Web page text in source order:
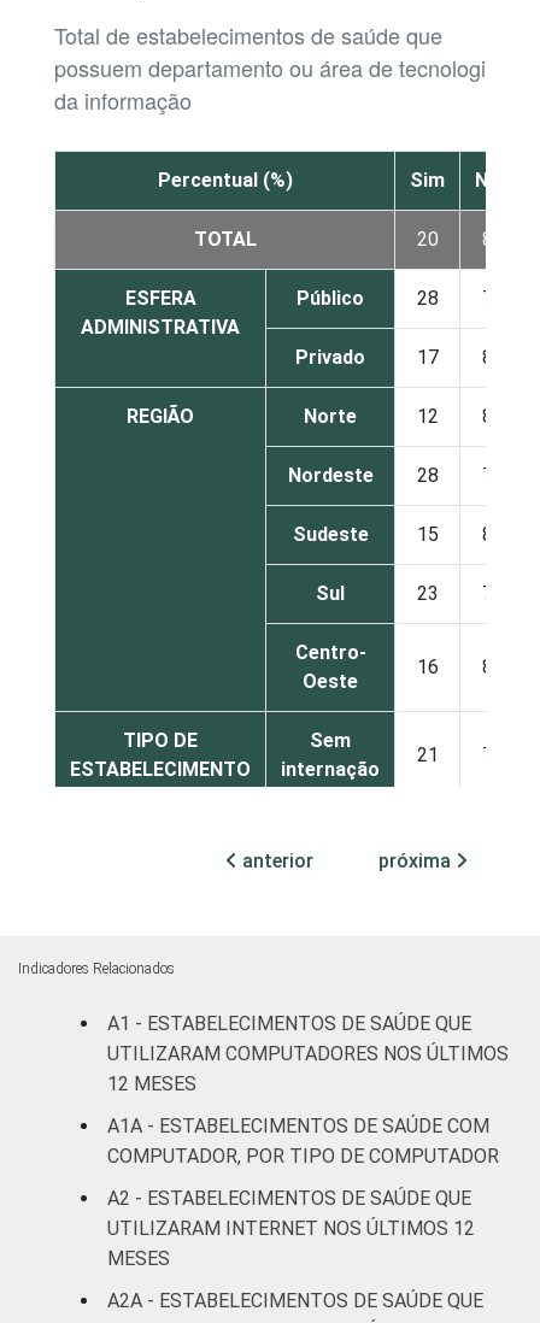
Total de estabelecimentos de saúde que
possuem departamento ou área de tecnologia
da informação
Percentual (%) Sim Não
TOTAL 20 80
ESFERA
ADMINISTRATIVA
Público 28 72
Privado 17 83
REGIÃO Norte 12 88
Nordeste 28 72
Sudeste 15 85
Sul 23 77
Centro-
Oeste
16 84
TIPO DE
ESTABELECIMENTO
Sem
internação
21 79
internação
11
(mais de
50 leitos)
12
Serviço de
apoio à
terapia
21 79
IDENTIFICAÇÃO DE
UNIDADE BÁSICA
anterior próxima
Indicadores Relacionados
A1 - ESTABELECIMENTOS DE SAÚDE QUE
UTILIZARAM COMPUTADORES NOS ÚLTIMOS
12 MESES
A1A - ESTABELECIMENTOS DE SAÚDE COM
COMPUTADOR, POR TIPO DE COMPUTADOR
A2 - ESTABELECIMENTOS DE SAÚDE QUE
UTILIZARAM INTERNET NOS ÚLTIMOS 12
MESES
A2A - ESTABELECIMENTOS DE SAÚDE QUE